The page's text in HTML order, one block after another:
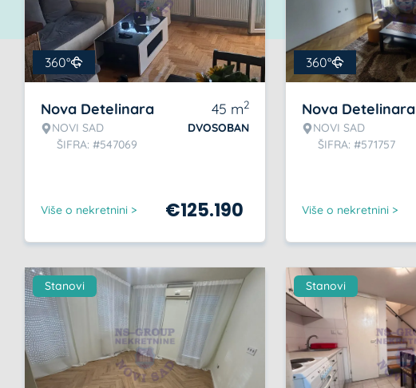
360°
Nova Detelinara
NOVI SAD
ŠIFRA: #547069
45 m2
DVOSOBAN
Više o nekretnini > €125.190
360°
Nova Detelinara
NOVI SAD
ŠIFRA: #571757
Više o nekretnini >
Stanovi Stanovi